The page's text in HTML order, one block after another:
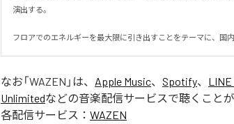
演出する。
フロアでのエネルギーを最大限に引き出すことをテーマに、国
なお「WAZEN 」は、 Apple Music、 Spotify、 LINE
Unlimitedなどの音楽配信サービスで聴くことが
各配信サービス： WAZEN